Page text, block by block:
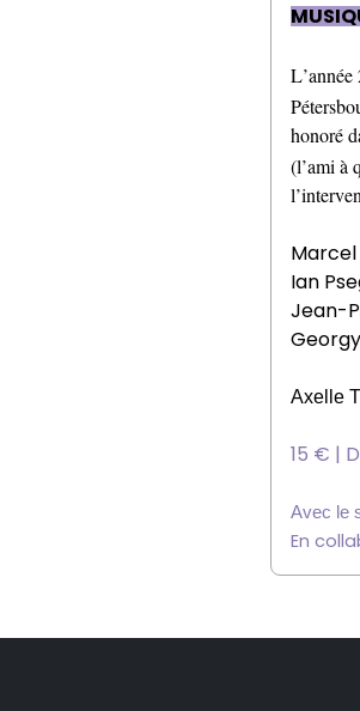
honoré
(l’ami à
Marcel
Ian
Jean-
Georgy
Axelle
15 € |
Avec le
En